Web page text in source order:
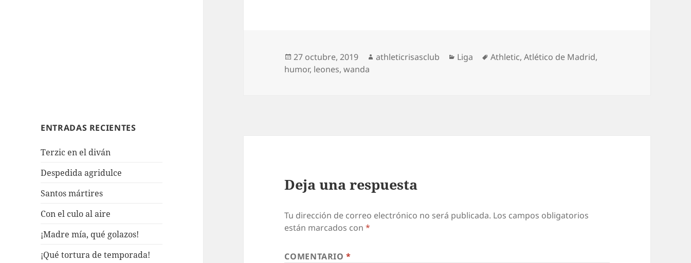
ENTRADAS RECIENTES
Terzic en el diván
Despedida agridulce
Santos mártires
Con el culo al aire
¡Madre mía, qué golazos!
¡Qué tortura de temporada!
Publicado
el
27 octubre, 2019 Autor
athleticrisasclub Categorías
Liga Etiquetas
Athletic,Atlético de Madrid,
humor, leones,wanda
Deja una respuesta
Tu dirección de correo electrónico no será publicada. Los campos obligatorios
están marcados con*
COMENTARIO*